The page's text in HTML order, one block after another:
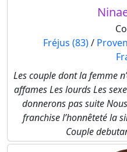
Fréjus (83)/
Les couple dont la femme
affames Les lourds Les
donnerons pas suite
franchise l’honnêteté la
Couple